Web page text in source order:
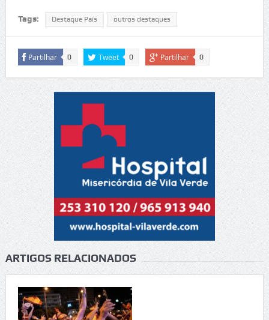
Tags: Destaque País outros destaques
Partilhar 0 Tweet 0 Partilhar 0
ARTIGOS RELACIONADOS